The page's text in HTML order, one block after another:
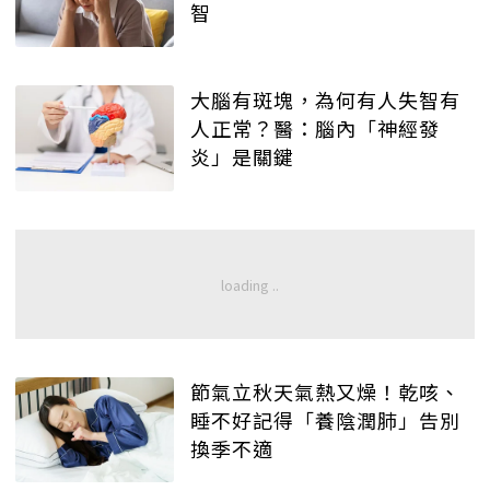
智
大腦有斑塊，為何有人失智有
人正常？醫：腦內「神經發
炎」是關鍵
節氣立秋天氣熱又燥！乾咳、
睡不好記得「養陰潤肺」告別
換季不適